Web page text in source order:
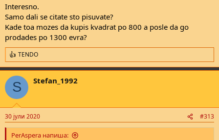
Interesno.
Samo dali se citate sto pisuvate?
Kade toa mozes da kupis kvadrat po 800 a posle da go
prodades po 1300 evra?
R
e
a
c
i
s
:
TENDO
S Stefan_1992
30 јули 2020 #313
PerAspera напиша: